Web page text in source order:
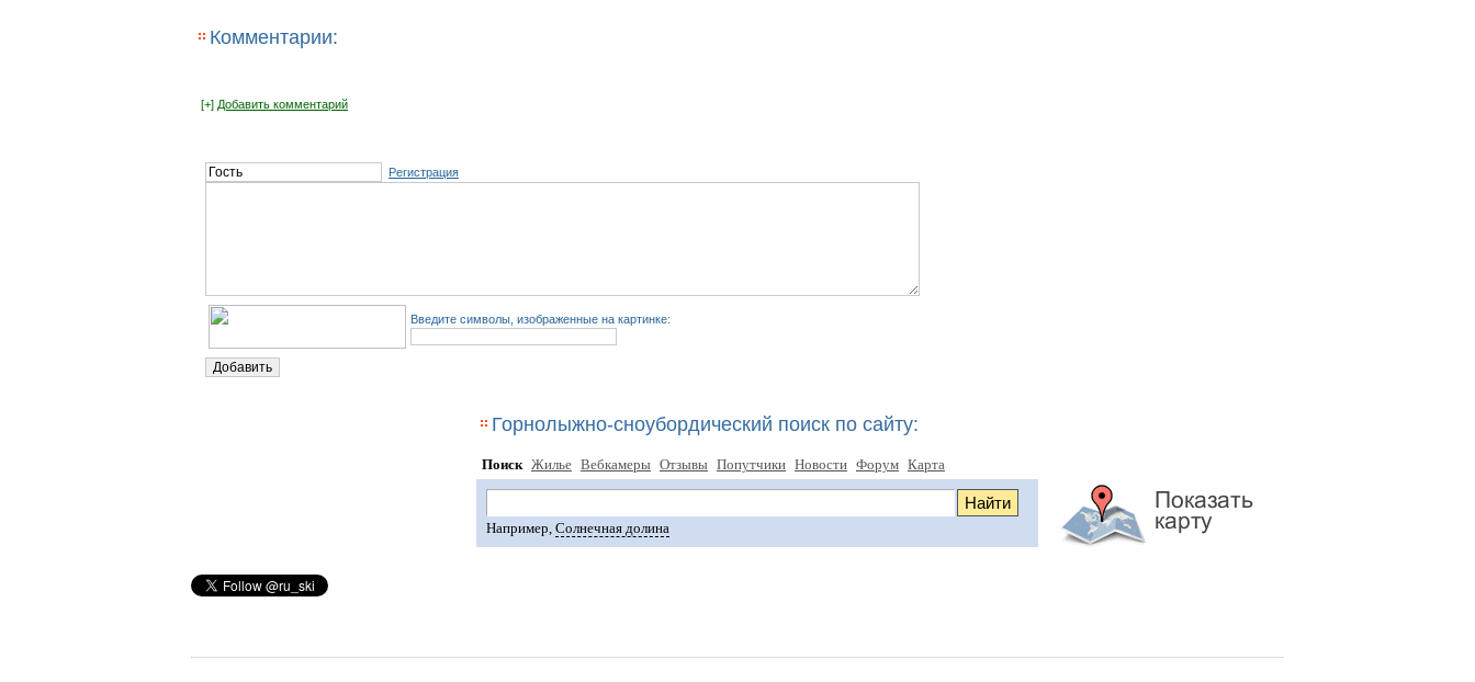
Комментарии:
[+] Добавить комментарий
Регистрация
Введите символы, изображенные на картинке:
Горнолыжно-сноубордический поиск по сайту:
Поиск Жилье Вебкамеры Отзывы Попутчики Новости Форум Карта
Например, Солнечная долина